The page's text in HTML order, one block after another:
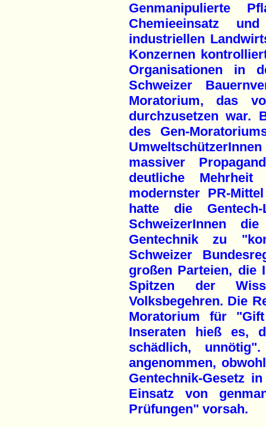
Genmanipulierte
Chemieeinsatz
industriellen
Konzernen
Organisationen in
Schweizer
Moratorium, das
durchzusetzen war.
des Gen-
massiver
deutliche
modernster PR-
hatte die
SchweizerInnen
Gentechnik zu
Schweizer
großen Parteien, die
Spitzen der
Volksbegehren. Die
Moratorium für
Inseraten hieß es,
schädlich,
angenommen,
Gentechnik-Gesetz
Einsatz von
Prüfungen" vorsah.